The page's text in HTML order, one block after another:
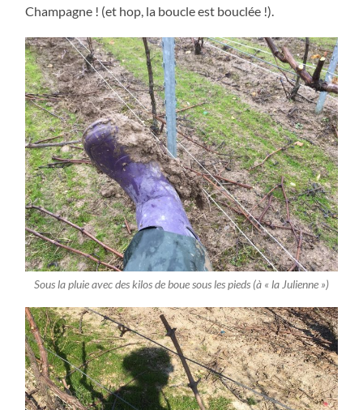
Champagne ! (et hop, la boucle est bouclée !).
Sous la pluie avec des kilos de boue sous les pieds (à « la Julienne »)